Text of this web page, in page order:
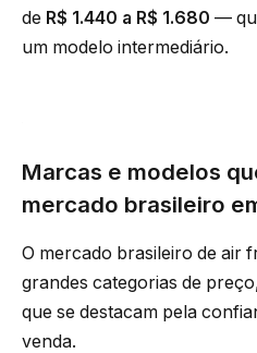
de R$ 1.440 a R$ 1.680 —
um modelo intermediário.
Marcas e modelos
mercado brasileiro
O mercado brasileiro de air
grandes categorias de
que se destacam pela
venda.